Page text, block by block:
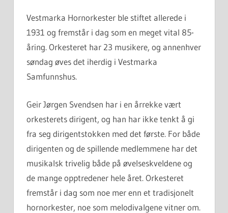
Vestmarka Hornorkester ble stiftet allerede i
1931 og fremstår i dag som en meget vital 85-
åring. Orkesteret har 23 musikere, og annenhver
søndag øves det iherdig i Vestmarka
Samfunnshus.
Geir Jørgen Svendsen har i en årrekke vært
orkesterets dirigent, og han har ikke tenkt å gi
fra seg dirigentstokken med det første. For både
dirigenten og de spillende medlemmene har det
musikalsk trivelig både på øvelseskveldene og
de mange opptredener hele året. Orkesteret
fremstår i dag som noe mer enn et tradisjonelt
hornorkester, noe som melodivalgene vitner om.